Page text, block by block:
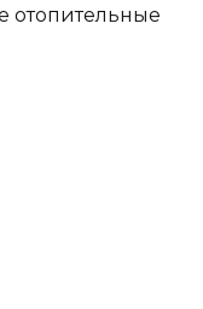
отопительные